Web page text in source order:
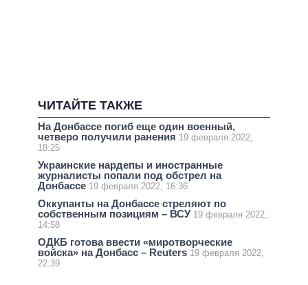
ЧИТАЙТЕ ТАКЖЕ
На Донбассе погиб еще один военный,
четверо получили ранения 19 февраля 2022,
18:25
Украинские нардепы и иностранные
журналисты попали под обстрел на
Донбассе 19 февраля 2022, 16:36
Оккупанты на Донбассе стреляют по
собственным позициям – ВСУ 19 февраля 2022,
14:58
ОДКБ готова ввести «миротворческие
войска» на Донбасс – Reuters 19 февраля 2022,
22:39